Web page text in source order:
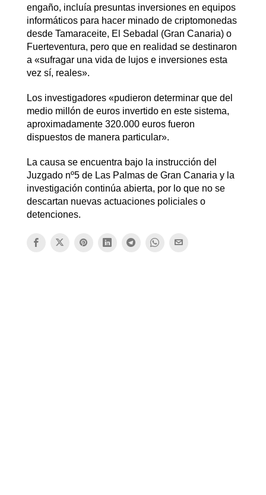
engaño, incluía presuntas inversiones en equipos
informáticos para hacer minado de criptomonedas
desde Tamaraceite, El Sebadal (Gran Canaria) o
Fuerteventura, pero que en realidad se destinaron
a «sufragar una vida de lujos e inversiones esta
vez sí, reales».
Los investigadores «pudieron determinar que del
medio millón de euros invertido en este sistema,
aproximadamente 320.000 euros fueron
dispuestos de manera particular».
La causa se encuentra bajo la instrucción del
Juzgado nº5 de Las Palmas de Gran Canaria y la
investigación continúa abierta, por lo que no se
descartan nuevas actuaciones policiales o
detenciones.